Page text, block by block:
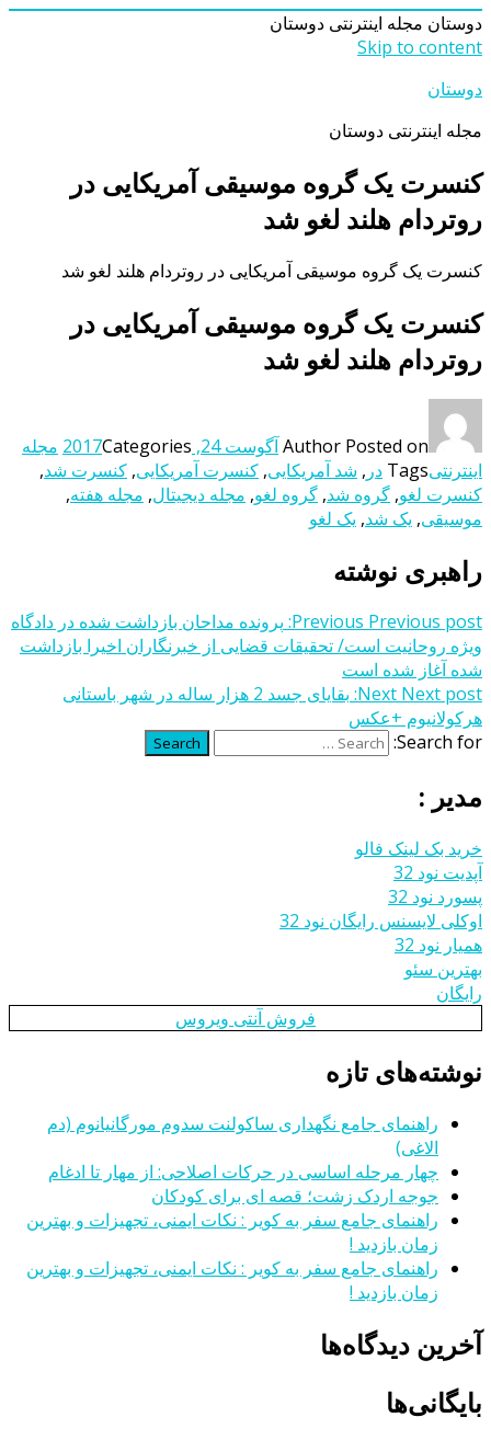
دوستان مجله اینترنتی دوستان
Skip to content
دوستان
مجله اینترنتی دوستان
کنسرت یک گروه موسیقی آمریکایی در
روتردام هلند لغو شد
کنسرت یک گروه موسیقی آمریکایی در روتردام هلند لغو شد
کنسرت یک گروه موسیقی آمریکایی در
روتردام هلند لغو شد
Author Posted on آگوست 24, 2017 Categories
مجله
اینترنتیTags در , شد آمریکایی, کنسرت آمریکایی, کنسرت شد,
کنسرت لغو, گروه شد, گروه لغو, مجله دیجیتال, مجله هفته,
موسیقی, یک شد, یک لغو
راهبری نوشته
Previous Previous post:
پرونده مداحان بازداشت شده در دادگاه
ویژه روحانیت است/ تحقیقات قضایی از خبرنگاران اخیرا بازداشت
شده آغاز شده است
Next Next post:
بقایای جسد 2 هزار ساله در شهر باستانی
هرکولانیوم +عکس
Search for:
Search
مدیر :
خرید بک لینک فالو
آپدیت نود 32
پسورد نود 32
اوکلی لایسنس رایگان نود 32
همیار نود 32
بهترین سئو
رایگان
فروش آنتی ویروس
نوشته‌های تازه
راهنمای جامع نگهداری ساکولنت سدوم مورگانیانوم (دم
الاغی)
چهار مرحله اساسی در حرکات اصلاحی: از مهار تا ادغام
جوجه اردک زشت؛ قصه ای برای کودکان
راهنمای جامع سفر به کویر : نکات ایمنی، تجهیزات و بهترین
زمان بازدید !
راهنمای جامع سفر به کویر : نکات ایمنی، تجهیزات و بهترین
زمان بازدید !
آخرین دیدگاه‌ها
بایگانی‌ها